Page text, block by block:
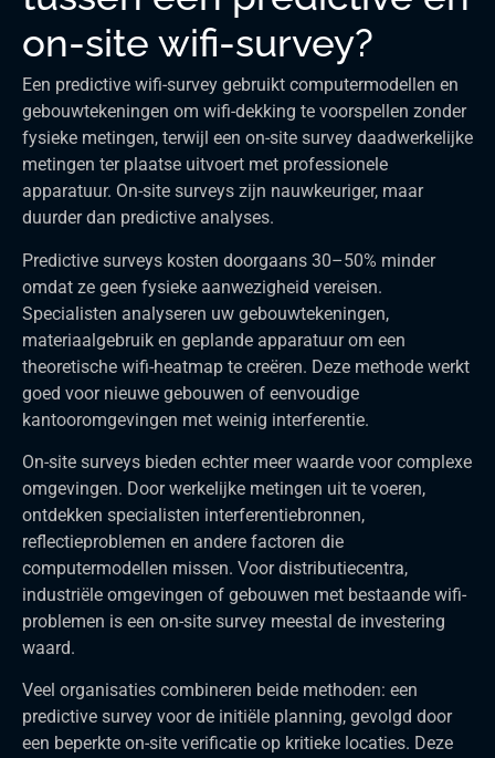
on-site wifi-survey?
Een predictive wifi-survey gebruikt computermodellen en
gebouwtekeningen om wifi-dekking te voorspellen zonder
fysieke metingen, terwijl een on-site survey daadwerkelijke
metingen ter plaatse uitvoert met professionele
apparatuur. On-site surveys zijn nauwkeuriger, maar
duurder dan predictive analyses.
Predictive surveys kosten doorgaans 30–50% minder
omdat ze geen fysieke aanwezigheid vereisen.
Specialisten analyseren uw gebouwtekeningen,
materiaalgebruik en geplande apparatuur om een
theoretische wifi-heatmap te creëren. Deze methode werkt
goed voor nieuwe gebouwen of eenvoudige
kantooromgevingen met weinig interferentie.
On-site surveys bieden echter meer waarde voor complexe
omgevingen. Door werkelijke metingen uit te voeren,
ontdekken specialisten interferentiebronnen,
reflectieproblemen en andere factoren die
computermodellen missen. Voor distributiecentra,
industriële omgevingen of gebouwen met bestaande wifi-
problemen is een on-site survey meestal de investering
waard.
Veel organisaties combineren beide methoden: een
predictive survey voor de initiële planning, gevolgd door
een beperkte on-site verificatie op kritieke locaties. Deze